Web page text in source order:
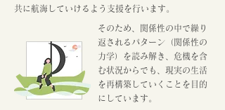
共に航海していけるよう支援を行います。
そのため、関係性の中で繰り
返されるパターン（関係性の
力学）を読み解き、危機を含
む状況からでも、現実の生活
を再構築していくことを目的
にしています。